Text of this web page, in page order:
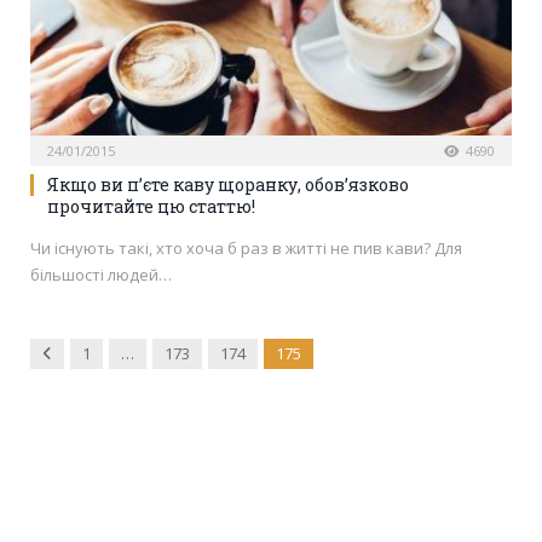
24/01/2015 4690
Якщо ви п’єте каву щоранку, обов’язково
прочитайте цю статтю!
Чи існують такі, хто хоча б раз в житті не пив кави? Для
більшості людей…
Previous
1 … 173 174 175